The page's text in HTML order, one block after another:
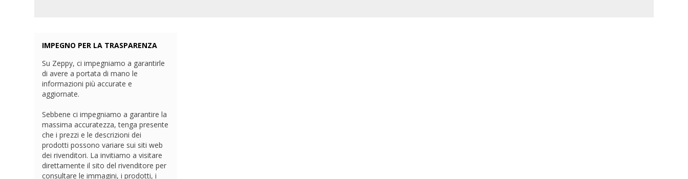
IMPEGNO PER LA TRASPARENZA
Su Zeppy, ci impegniamo a garantirle
di avere a portata di mano le
informazioni più accurate e
aggiornate.
Sebbene ci impegniamo a garantire la
massima accuratezza, tenga presente
che i prezzi e le descrizioni dei
prodotti possono variare sui siti web
dei rivenditori. La invitiamo a visitare
direttamente il sito del rivenditore per
consultare le immagini, i prodotti, i